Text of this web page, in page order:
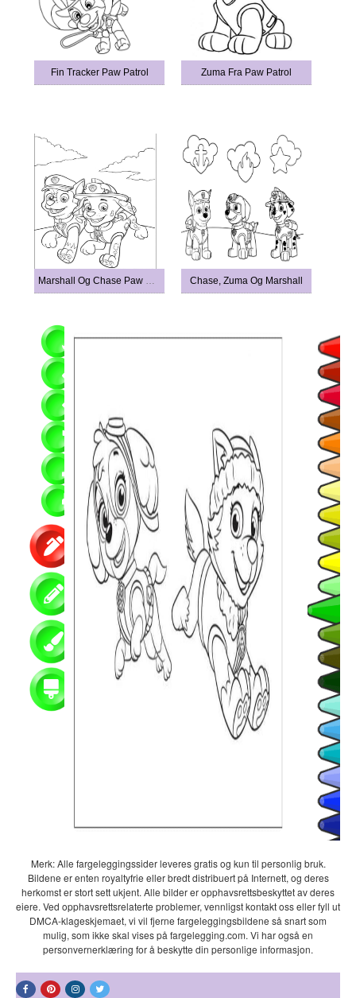
Fin Tracker Paw Patrol Zuma Fra Paw Patrol
Marshall Og Chase Paw Patrol Chase, Zuma Og Marshall
Merk: Alle fargeleggingssider leveres gratis og kun til personlig bruk.
Bildene er enten royaltyfrie eller bredt distribuert på Internett, og deres
herkomst er stort sett ukjent. Alle bilder er opphavsrettsbeskyttet av deres
eiere. Ved opphavsrettsrelaterte problemer, vennligst kontakt oss eller fyll ut
DMCA-klageskjemaet, vi vil fjerne fargeleggingsbildene så snart som
mulig, som ikke skal vises på fargelegging.com. Vi har også en
personvernerklæring for å beskytte din personlige informasjon.